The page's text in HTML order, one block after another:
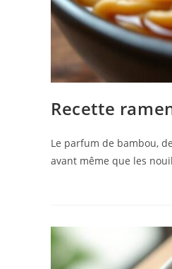
Recette
Le parfum de bambou,
avant même que les